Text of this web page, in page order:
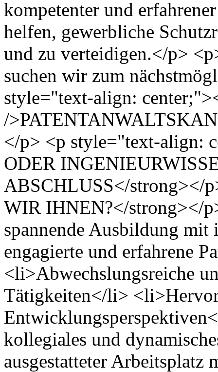
kompetenter und
helfen, gewerbliche
und zu verteidigen.</p>
suchen wir zum
style="text-align:
/
</p> <p style="text-align:
ODER
ABSCHLUSS</strong></
WIR IHNEN?</strong></
spannende Ausbildung
engagierte und erfahrene
<li>Abwechslungsreiche
Tätigkeiten</li>
kollegiales und
ausgestatteter Arbeitsplatz